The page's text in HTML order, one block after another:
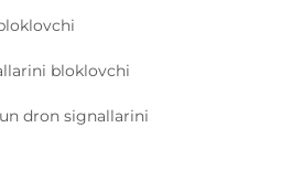
bloklovchi
dron signallarini